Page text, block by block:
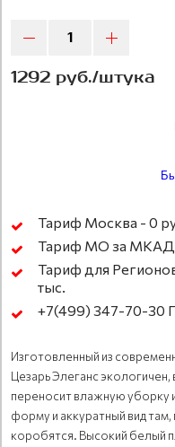
1292 руб./штука
Тариф Москва - 0
Тариф МО за МКАД
Тариф для
тыс.
+7(499) 347-70-30
Изготовленный из
Цезарь Элеганс
переносит влажную уборку
форму и аккуратный вид
коробятся. Высокий белый